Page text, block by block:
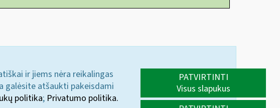
ir jiems nėra reikalingas
galėsite atšaukti pakeisdami
politika; Privatumo politika.
PATVIRTINTI
Visus slapukus